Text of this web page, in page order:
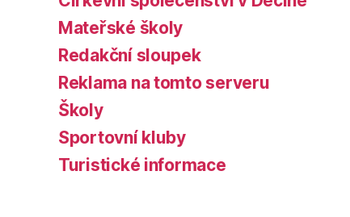
Mateřské školy
Redakční sloupek
Reklama na tomto serveru
Školy
Sportovní kluby
Turistické informace